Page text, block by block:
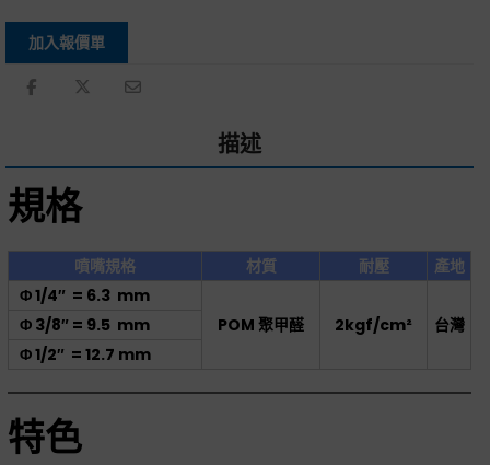
加入報價單
描述
規格
噴嘴規格 材質 耐壓
產地
Φ 1/4″ = 6.3 mm
POM 聚甲醛
2kgf/cm² 台灣
Φ 3/8″ = 9.5 mm
Φ 1/2″ = 12.7 mm
特色